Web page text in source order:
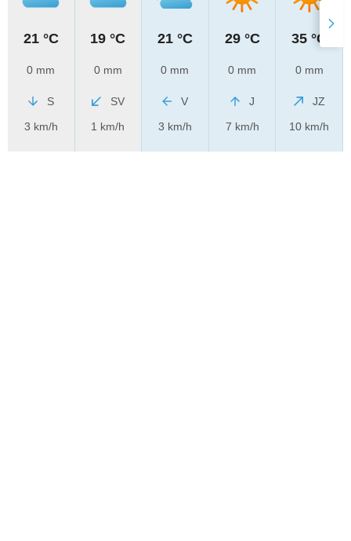
21 °C
0 mm
S
3 km/h
19 °C
0 mm
SV
1 km/h
21 °C
0 mm
V
3 km/h
29 °C
0 mm
J
7 km/h
35 °C
0 mm
JZ
10 km/h